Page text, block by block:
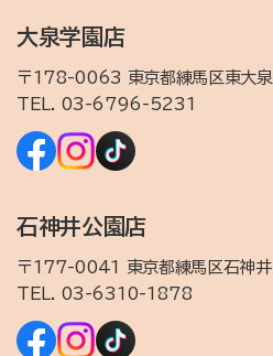
大泉学園店
〒178-0063 東京都練馬区東大
TEL. 03-6796-5231
石神井公園店
〒177-0041 東京都練馬区石神
TEL. 03-6310-1878